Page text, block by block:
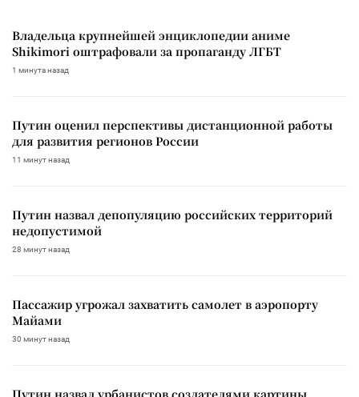
Владельца крупнейшей энциклопедии аниме
Shikimori оштрафовали за пропаганду ЛГБТ
1 минута назад
Путин оценил перспективы дистанционной работы
для развития регионов России
11 минут назад
Путин назвал депопуляцию российских территорий
недопустимой
28 минут назад
Пассажир угрожал захватить самолет в аэропорту
Майами
30 минут назад